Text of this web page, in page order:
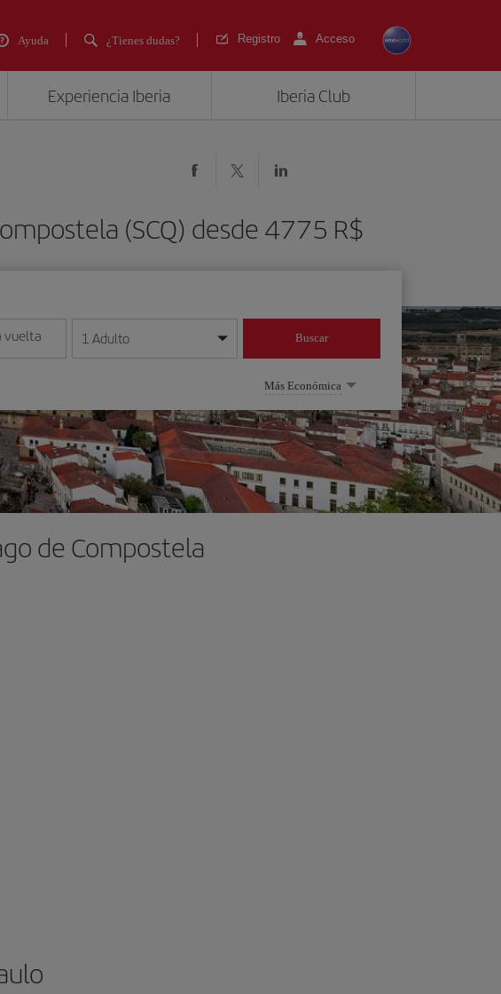
Ayuda ¿Tienes dudas? Registro Acceso
Experiencia Iberia Iberia Club
(SCQ) desde 4775 R$
mes/año
vuelta
la fecha en formato día/mes/año
1 Adulto Buscar
Más Económica
de Compostela